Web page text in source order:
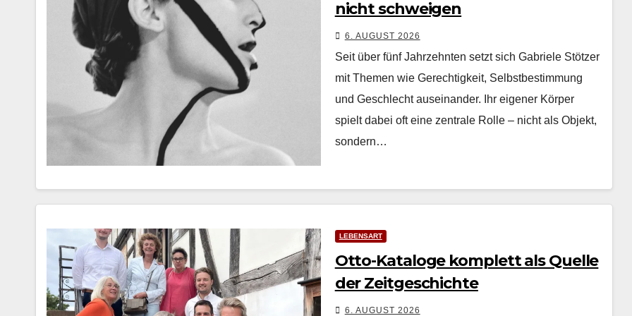
nicht schweigen
6. AUGUST 2026
Seit über fünf Jahrzehn­ten set­zt sich Gabriele Stötzer
mit The­men wie Gerechtigkeit, Selb­st­bes­tim­mung
und Geschlecht auseinan­der. Ihr eigen­er Kör­p­er
spielt dabei oft eine zen­trale Rolle – nicht als Objekt,
son­dern…
LEBENSART
Otto-Kataloge komplett als Quelle
der Zeitgeschichte
6. AUGUST 2026